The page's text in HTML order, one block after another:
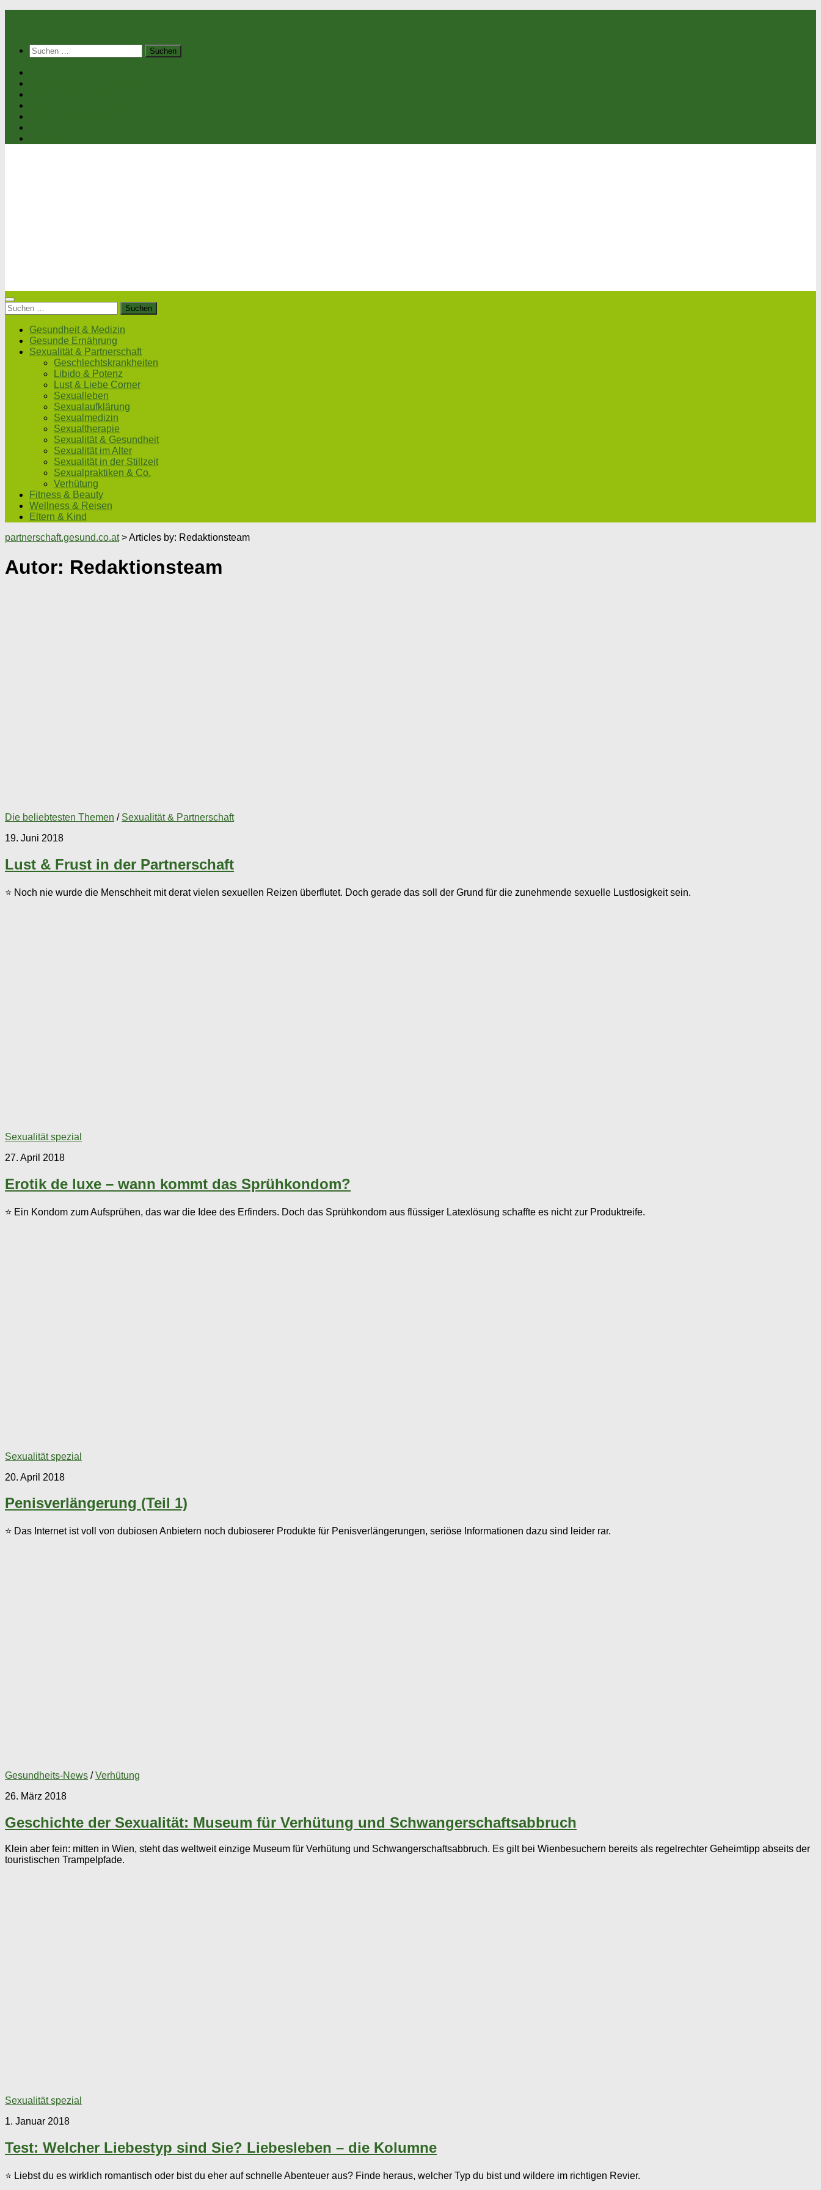
Suchen
nach:
Suchen
nach:
Gesundheit & Medizin
Gesunde Ernährung
Sexualität & Partnerschaft
Geschlechtskrankheiten
Libido & Potenz
Lust & Liebe Corner
Sexualleben
Sexualaufklärung
Sexualmedizin
Sexualtherapie
Sexualität & Gesundheit
Sexualität im Alter
Sexualität in der Stillzeit
Sexualpraktiken & Co.
Verhütung
Fitness & Beauty
Wellness & Reisen
Eltern & Kind
partnerschaft.gesund.co.at>Articles by: Redaktionsteam
Autor: Redaktionsteam
Die beliebtesten Themen / Sexualität & Partnerschaft
19. Juni 2018
Lust & Frust in der Partnerschaft
⭐ Noch nie wurde die Menschheit mit derat vielen sexuellen Reizen überflutet. Doch gerade das soll der Grund für die zunehmende sexuelle Lustlosigkeit sein.
Sexualität spezial
27. April 2018
Erotik de luxe – wann kommt das Sprühkondom?
⭐ Ein Kondom zum Aufsprühen, das war die Idee des Erfinders. Doch das Sprühkondom aus flüssiger Latexlösung schaffte es nicht zur Produktreife.
Sexualität spezial
20. April 2018
Penisverlängerung (Teil 1)
⭐ Das Internet ist voll von dubiosen Anbietern noch dubioserer Produkte für Penisverlängerungen, seriöse Informationen dazu sind leider rar.
Gesundheits-News /Verhütung
26. März 2018
Geschichte der Sexualität: Museum für Verhütung und Schwangerschaftsabbruch
Klein aber fein: mitten in Wien, steht das weltweit einzige Museum für Verhütung und Schwangerschaftsabbruch. Es gilt bei Wienbesuchern bereits als regelrechter Geheimtipp abseits der
touristischen Trampelpfade.
Sexualität spezial
1. Januar 2018
Test: Welcher Liebestyp sind Sie? Liebesleben – die Kolumne
⭐ Liebst du es wirklich romantisch oder bist du eher auf schnelle Abenteuer aus? Finde heraus, welcher Typ du bist und wildere im richtigen Revier.